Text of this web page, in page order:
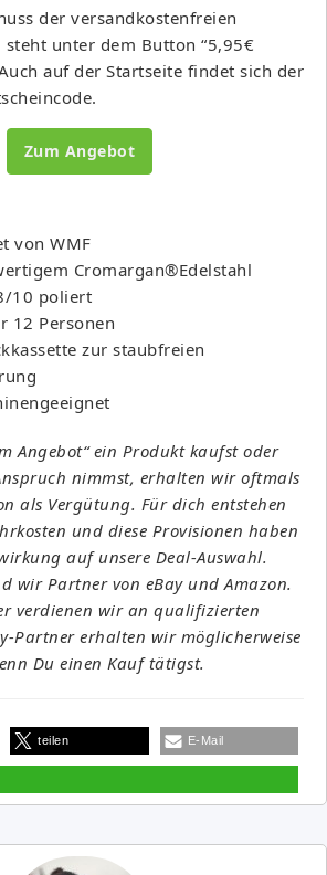
der versandkostenfreien
unter dem Button “5,95€
auf der Startseite findet sich der
Zum Angebot
von WMF
Cromargan®Edelstahl
10 poliert
12 Personen
zur staubfreien
Angebot“ ein Produkt kaufst oder
nimmst, erhalten wir oftmals
als Vergütung. Für dich entstehen
und diese Provisionen haben
auf unsere Deal-Auswahl.
wir Partner von eBay und Amazon.
verdienen wir an qualifizierten
Partner erhalten wir möglicherweise
Du einen Kauf tätigst.
teilen E-Mail